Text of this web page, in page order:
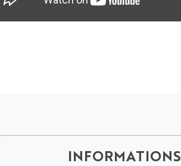
INFORMATIONS